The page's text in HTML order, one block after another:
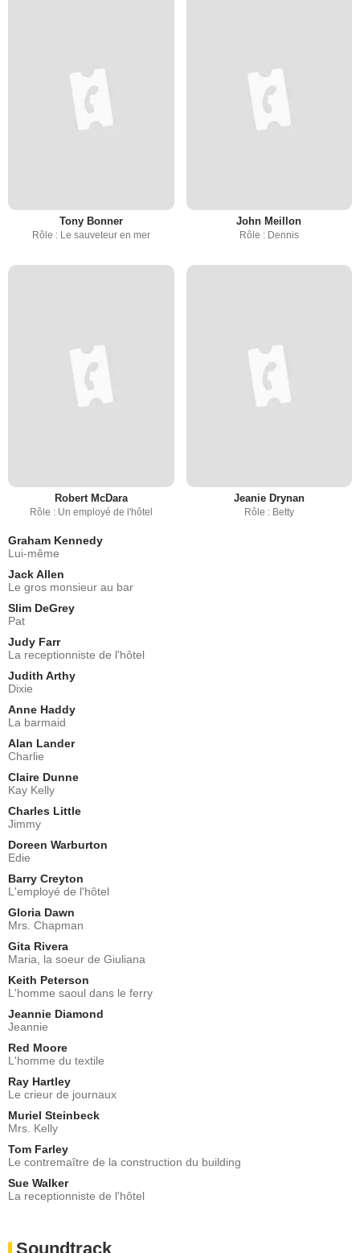
Tony Bonner
Rôle : Le sauveteur en mer
John Meillon
Rôle : Dennis
Robert McDara
Rôle : Un employé de l'hôtel
Jeanie Drynan
Rôle : Betty
Graham Kennedy
Lui-même
Jack Allen
Le gros monsieur au bar
Slim DeGrey
Pat
Judy Farr
La receptionniste de l'hôtel
Judith Arthy
Dixie
Anne Haddy
La barmaid
Alan Lander
Charlie
Claire Dunne
Kay Kelly
Charles Little
Jimmy
Doreen Warburton
Edie
Barry Creyton
L'employé de l'hôtel
Gloria Dawn
Mrs. Chapman
Gita Rivera
Maria, la soeur de Giuliana
Keith Peterson
L'homme saoul dans le ferry
Jeannie Diamond
Jeannie
Red Moore
L'homme du textile
Ray Hartley
Le crieur de journaux
Muriel Steinbeck
Mrs. Kelly
Tom Farley
Le contremaître de la construction du building
Sue Walker
La receptionniste de l'hôtel
Soundtrack